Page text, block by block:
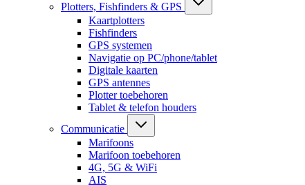
Plotters, Fishfinders & GPS
Kaartplotters
Fishfinders
GPS systemen
Navigatie op PC/phone/tablet
Digitale kaarten
GPS antennes
Plotter toebehoren
Tablet & telefon houders
Communicatie
Marifoons
Marifoon toebehoren
4G, 5G & WiFi
AIS